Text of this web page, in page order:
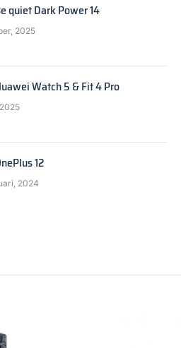
quiet Dark Power 14
2025
Watch 5 & Fit 4 Pro
12
2024